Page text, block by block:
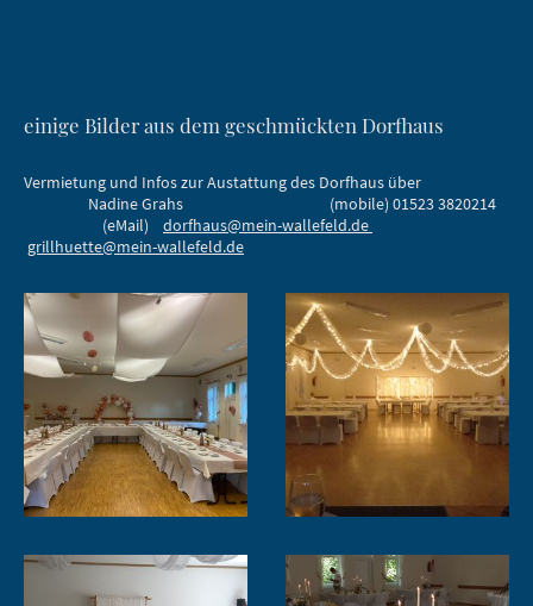
einige Bilder aus dem geschmückten Dorfhaus
Vermietung und Infos zur Austattung des Dorfhaus über
Nadine Grahs (mobile) 01523 3820214
(eMail) dorfhaus@mein-wallefeld.de
grillhuette@mein-wallefeld.de